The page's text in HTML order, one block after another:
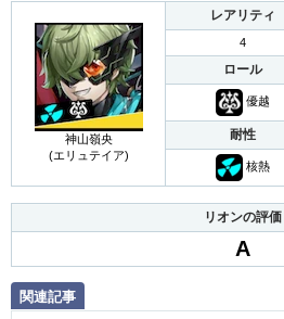
神山嶺央
(エリュテイア)
レアリティ
4
ロール
優越
耐性
核熱
リオンの評価
A
関連記事